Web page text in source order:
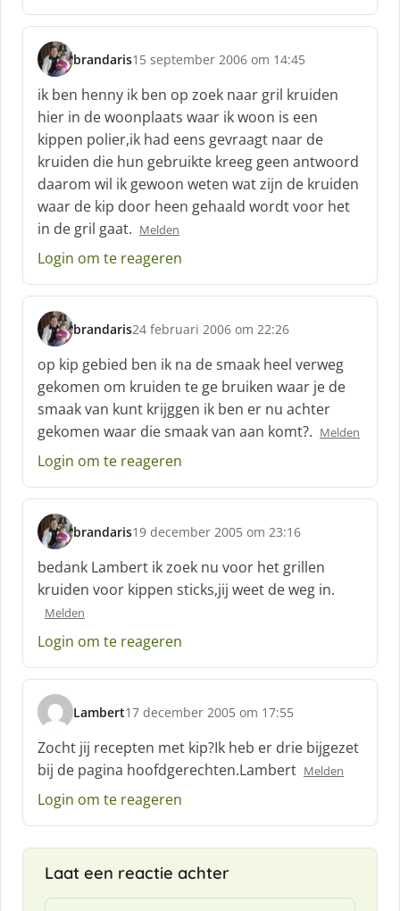
f
brandaris
s
c
h
r
e
e
f
15 september 2006 om 14:45
ik ben henny ik ben op zoek naar gril kruiden
hier in de woonplaats waar ik woon is een
kippen polier,ik had eens gevraagt naar de
kruiden die hun gebruikte kreeg geen antwoord
daarom wil ik gewoon weten wat zijn de kruiden
waar de kip door heen gehaald wordt voor het
in de gril gaat. Melden
Login om te reageren
brandaris
s
h
r
e
e
:
24 februari 2006 om 22:26
op kip gebied ben ik na de smaak heel verweg
gekomen om kruiden te ge bruiken waar je de
smaak van kunt krijggen ik ben er nu achter
gekomen waar die smaak van aan komt?. Melden
Login om te reageren
brandaris
s
c
h
r
e
:
19 december 2005 om 23:16
bedank Lambert ik zoek nu voor het grillen
kruiden voor kippen sticks,jij weet de weg in.
Melden
Login om te reageren
Lambert
s
c
h
r
e
:
17 december 2005 om 17:55
Zocht jij recepten met kip?Ik heb er drie bijgezet
bij de pagina hoofdgerechten.Lambert Melden
Login om te reageren
Laat een reactie achter